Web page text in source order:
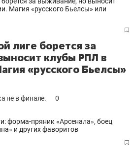
лиге борется за
клубы РПЛ в
«русского Бьелсы»
не в финале. 0